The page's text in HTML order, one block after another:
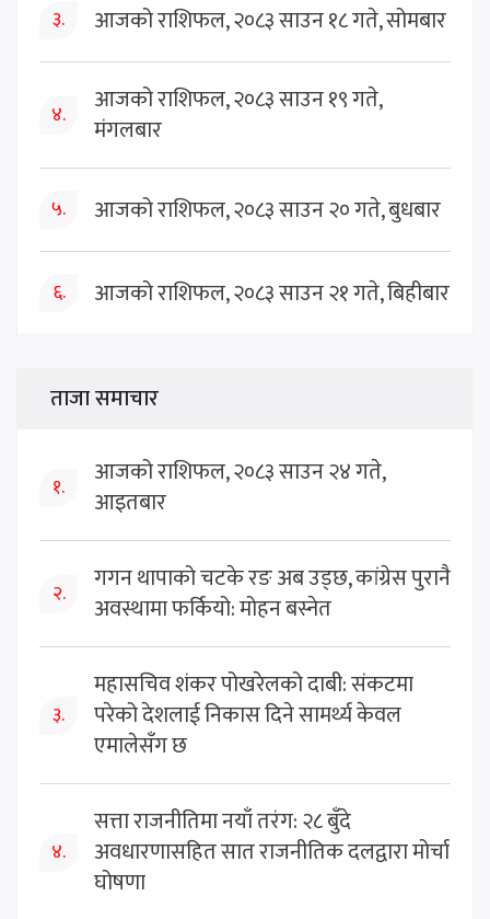
३. आजको राशिफल, २०८३ साउन १८ गते, सोमबार
४.
आजको राशिफल, २०८३ साउन १९ गते,
मंगलबार
५. आजको राशिफल, २०८३ साउन २० गते, बुधबार
६. आजको राशिफल, २०८३ साउन २१ गते, बिहीबार
ताजा समाचार
१.
आजको राशिफल, २०८३ साउन २४ गते,
आइतबार
२.
गगन थापाको चटके रङ अब उड्छ, कांग्रेस पुरानै
अवस्थामा फर्कियो: मोहन बस्नेत
३.
महासचिव शंकर पोखरेलको दाबी: संकटमा
परेको देशलाई निकास दिने सामर्थ्य केवल
एमालेसँग छ
४.
सत्ता राजनीतिमा नयाँ तरंग: २८ बुँदे
अवधारणासहित सात राजनीतिक दलद्वारा मोर्चा
घोषणा